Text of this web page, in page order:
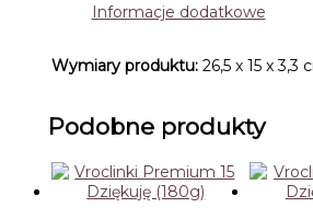
Informacje dodatkowe
Wymiary produktu: 26,5 x 15 x 3,3
Podobne produkty